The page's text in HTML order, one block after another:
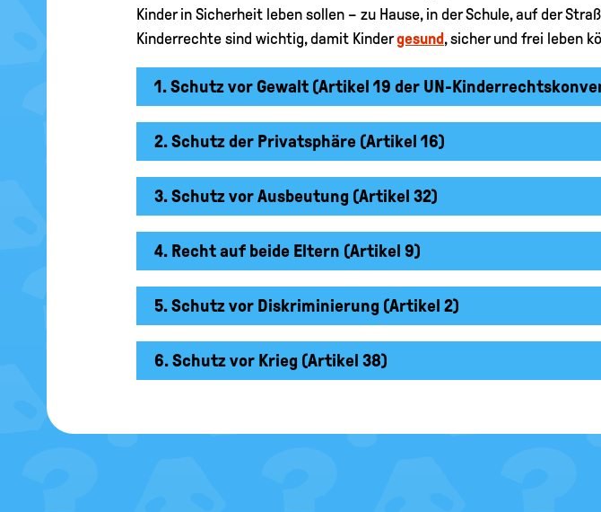
Kinder in Sicherheit leben sollen – zu Hause, in der Schule, auf der
Kinderrechte sind wichtig, damit Kindergesund, sicher und frei leben
1. Schutz vor Gewalt (Artikel 19 der UN-
2. Schutz der Privatsphäre (Artikel 16)
3. Schutz vor Ausbeutung (Artikel 32)
4. Recht auf beide Eltern (Artikel 9)
5. Schutz vor Diskriminierung (Artikel 2)
6. Schutz vor Krieg (Artikel 38)